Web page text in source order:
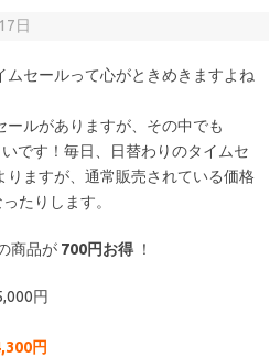
日
ムセールって心がときめきますよね
ルがありますが、その中でも
です！毎日、日替わりのタイムセ
りますが、通常販売されている価格
ったりします。
商品が 700円お得！
円
円